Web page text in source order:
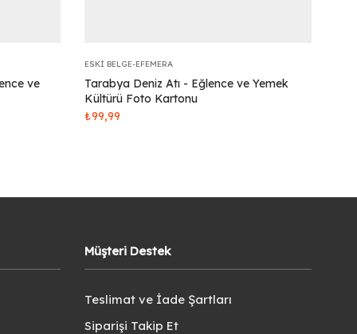
ve
ESKI BELGE-EFEMERA
Tarabya Deniz Atı - Eğlence ve Yemek
Kültürü Foto Kartonu
₺99,99
Müşteri Destek
Teslimat ve İade Şartları
Siparişi Takip Et